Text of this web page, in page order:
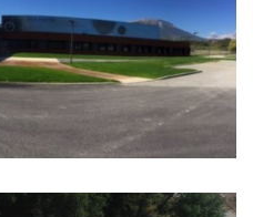
Tallard